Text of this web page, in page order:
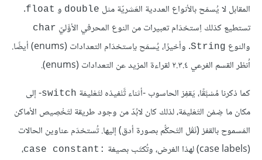
المقابل لا يُسمَح بالأنواع العددية العَشريّة مثل double و float
.
تستطيع كذلك اِستخدَام تعبيرات من النوع المحرفي الأوَّليّ char
والنوع String
. وأخيرًا، يُسمَح باِستخدَام التعدادات (enums) أيضًا.
اُنظر القسم الفرعي ٢.٣.٤ لقراءة المزيد عن التعدادات (enums).
كما ذكرنا مُسْبَّقًا، يَقفِز الحاسوب -أثناء تَّنْفيذه لتَعْليمَة switch- إلى
مكان ما ضِمْن التَعْليمَة، لذلك كان لابُدّ من وجود طريقة لتَخْصِيص الأماكن
المَسموح بالقفز (نَقْل التَحكُّم بصورة أدق) إليها. تُستخدَم عناوين الحالات
(case labels) لهذا الغرض، وتُكتَب بصيغة
case constant:‎،